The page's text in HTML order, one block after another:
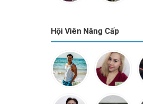
Hội Viên Nâng Cấp